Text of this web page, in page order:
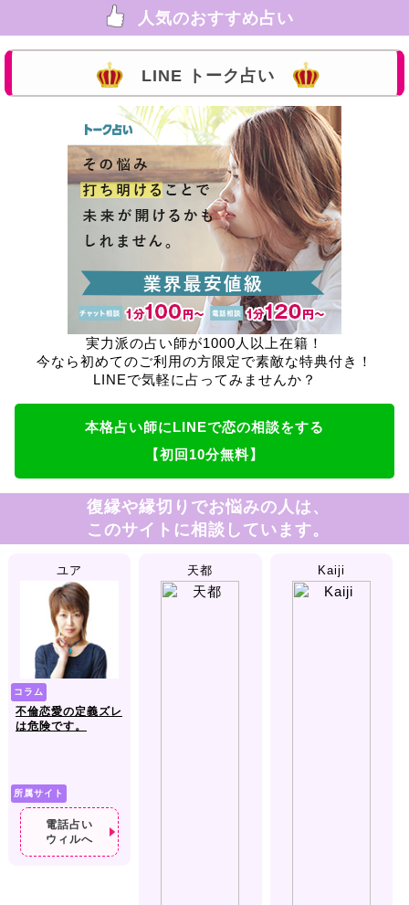
人気のおすすめ占い
LINE トーク占い
実力派の占い師が1000人以上在籍！
今なら初めてのご利用の方限定で素敵な特典付き！
LINEで気軽に占ってみませんか？
本格占い師にLINEで恋の相談をする
【初回10分無料】
復縁や縁切りでお悩みの人は、
このサイトに相談しています。
ユア
コラム
不倫恋愛の定義ズレ
は危険です。
所属サイト
電話占い
ウィルへ
天都 Kaiji